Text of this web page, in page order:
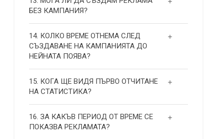
БЕЗ КАМПАНИЯ?
14. КОЛКО ВРЕМЕ ОТНЕМА СЛЕД
СЪЗДАВАНЕ НА КАМПАНИЯТА ДО
НЕЙНАТА ПОЯВА?
15. КОГА ЩЕ ВИДЯ ПЪРВО ОТЧИТАНЕ
НА СТАТИСТИКА?
16. ЗА КАКЪВ ПЕРИОД ОТ ВРЕМЕ СЕ
ПОКАЗВА РЕКЛАМАТА?